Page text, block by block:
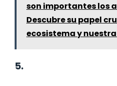
son importantes los
Descubre su papel
ecosistema y
5.